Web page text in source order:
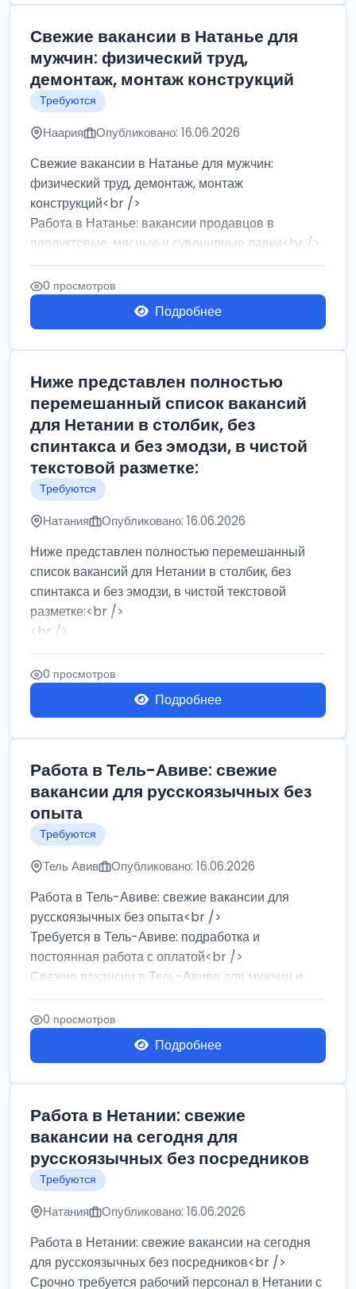
Свежие вакансии в Натанье для
мужчин: физический труд,
демонтаж, монтаж конструкций
Требуются
Наария Опубликовано: 16.06.2026
Свежие вакансии в Натанье для мужчин:
физический труд, демонтаж, монтаж
конструкций<br />
Работа в Натанье: вакансии продавцов в
продуктовые, мясные и сувенирные лавки<br />
Разнорабочий на сборку м...
0 просмотров
Подробнее
Ниже представлен полностью
перемешанный список вакансий
для Нетании в столбик, без
спинтакса и без эмодзи, в чистой
текстовой разметке:
Требуются
Натания Опубликовано: 16.06.2026
Ниже представлен полностью перемешанный
список вакансий для Нетании в столбик, без
спинтакса и без эмодзи, в чистой текстовой
разметке:<br />
<br />
Работа в Нетании на мебельном производстве:
требу...
0 просмотров
Подробнее
Работа в Тель-Авиве: свежие
вакансии для русскоязычных без
опыта
Требуются
Тель Авив Опубликовано: 16.06.2026
Работа в Тель-Авиве: свежие вакансии для
русскоязычных без опыта<br />
Требуется в Тель-Авиве: подработка и
постоянная работа с оплатой<br />
Свежие вакансии в Тель-Авиве для мужчин и
женщин от хозя...
0 просмотров
Подробнее
Работа в Нетании: свежие
вакансии на сегодня для
русскоязычных без посредников
Требуются
Натания Опубликовано: 16.06.2026
Работа в Нетании: свежие вакансии на сегодня
для русскоязычных без посредников<br />
Срочно требуется рабочий персонал в Нетании с